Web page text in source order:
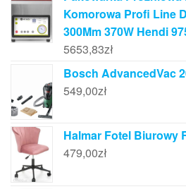
Komorowa Profi Line
300Mm 370W Hendi
5653,83zł
Bosch AdvancedVac
549,00zł
Halmar Fotel Biurowy
479,00zł